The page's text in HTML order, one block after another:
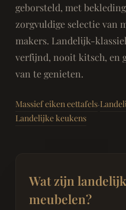
geborsteld, met
zorgvuldige selectie van
makers. Landelijk-
verfijnd, nooit kitsch, en
van te genieten.
Massief eiken eettafels·
Landelijke keukens
Wat zijn
meubelen?